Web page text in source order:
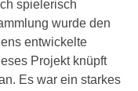
spielerisch
wurde den
entwickelte
Projekt knüpft
Es war ein starkes